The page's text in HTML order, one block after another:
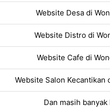
Website Desa di
Website Distro di
Website Cafe di
Website Salon Kecantikan
Dan masih banyak